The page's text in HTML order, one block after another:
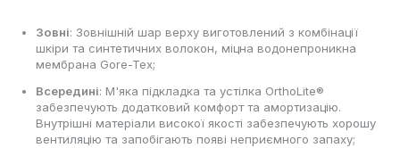
Зовні: Зовнішній шар верху виготовлений з комбінації
шкіри та синтетичних волокон, міцна водонепроникна
мембрана Gore-Tex;
Всередині: М'яка підкладка та устілка OrthoLite®
забезпечують додатковий комфорт та амортизацію.
Внутрішні матеріали високої якості забезпечують хорошу
вентиляцію та запобігають появі неприємного запаху;